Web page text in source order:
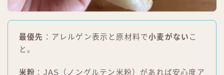
最優先 ：アレルゲン表示と原材料で小麦がない こ
と。
米粉 ：JAS（ノングルテン米粉）があれば安心度ア